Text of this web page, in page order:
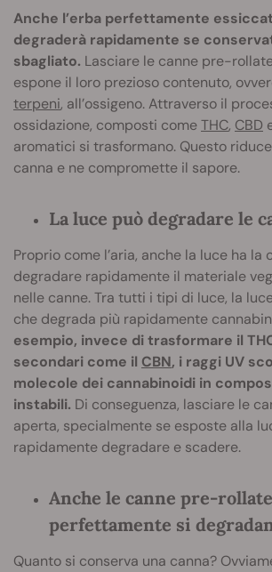
Anche l’erba perfettamente
degraderà rapidamente se
sbagliato. Lasciare le canne pre-
espone il loro prezioso contenuto,
terpeni, all’ossigeno. Attraverso il
ossidazione, composti comeTHC, CBD
aromatici si trasformano. Questo
canna e ne compromette il sapore.
La luce può degradare le
Proprio come l’aria, anche la luce ha la
degradare rapidamente il materiale
nelle canne. Tra tutti i tipi di luce, la
che degrada più rapidamente
esempio, invece di trasformare il
secondari come il CBN, i raggi UV
molecole dei cannabinoidi in
instabili. Di conseguenza, lasciare le
aperta, specialmente se esposte alla
rapidamente degradare e scadere.
Anche le canne pre-
perfettamente si
Quanto si conserva una canna?